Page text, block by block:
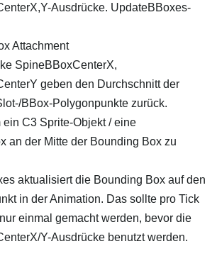
Ausdrücke. UpdateBBoxes-
Attachment
SpineBBoxCenterX,
geben den Durchschnitt der
BBox-Polygonpunkte zurück.
ein C3 Sprite-Objekt / eine
an der Mitte der Bounding Box zu
aktualisiert die Bounding Box auf den
in der Animation. Das sollte pro Tick
einmal gemacht werden, bevor die
Y-Ausdrücke benutzt werden.